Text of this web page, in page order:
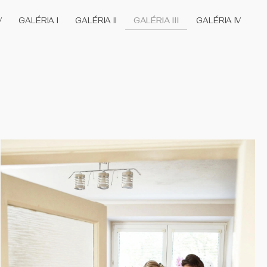
GALÉRIA I GALÉRIA II GALÉRIA III GALÉRIA IV